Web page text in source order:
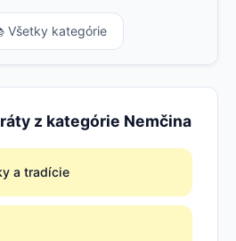
Všetky kategórie
z kategórie Nemčina
a tradície